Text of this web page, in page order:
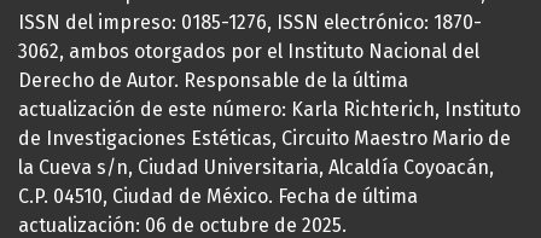
ISSN del impreso: 0185-1276, ISSN electrónico: 1870-
3062, ambos otorgados por el Instituto Nacional del
Derecho de Autor. Responsable de la última
actualización de este número: Karla Richterich, Instituto
de Investigaciones Estéticas, Circuito Maestro Mario de
la Cueva s/n, Ciudad Universitaria, Alcaldía Coyoacán,
C.P. 04510, Ciudad de México. Fecha de última
actualización: 06 de octubre de 2025.